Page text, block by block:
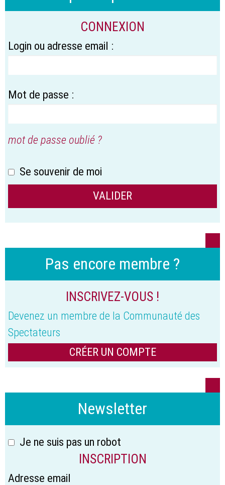
CONNEXION
Login ou adresse email :
Mot de passe :
mot de passe oublié ?
Se souvenir de moi
Pas encore membre ?
INSCRIVEZ-VOUS !
Devenez un membre de la Communauté des
Spectateurs
CRÉER UN COMPTE
Newsletter
Je ne suis pas un robot
INSCRIPTION
Adresse email